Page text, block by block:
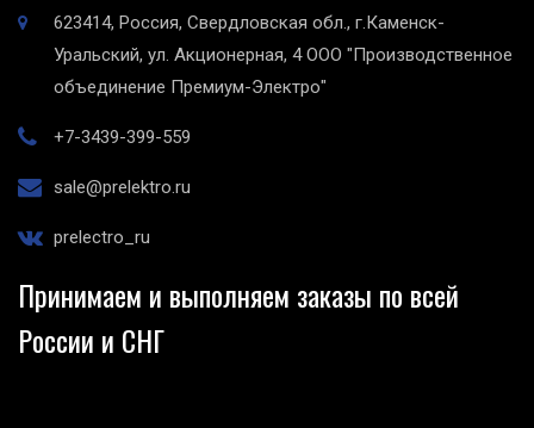
623414, Россия, Свердловская обл., г.Каменск-
Уральский, ул. Акционерная, 4 ООО "Производственное
объединение Премиум-Электро"
+7-3439-399-559
sale@prelektro.ru
prelectro_ru
Принимаем и выполняем заказы по всей
России и СНГ